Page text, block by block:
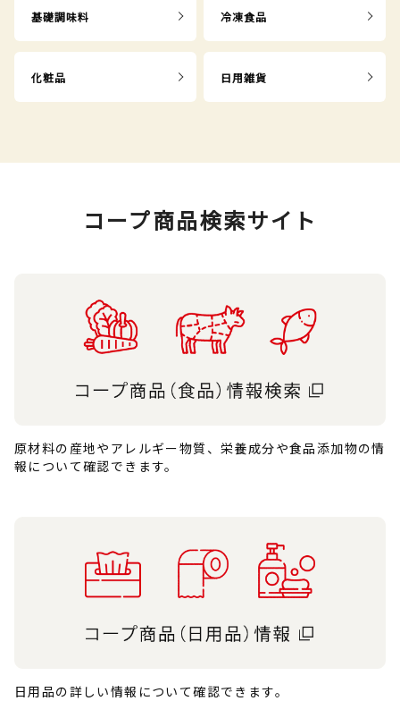
基礎調味料 冷凍食品
化粧品 日用雑貨
コープ商品検索サイト
原材料の産地やアレルギー物質、栄養成分や食品添加物の情
報について確認できます。
日用品の詳しい情報について確認できます。